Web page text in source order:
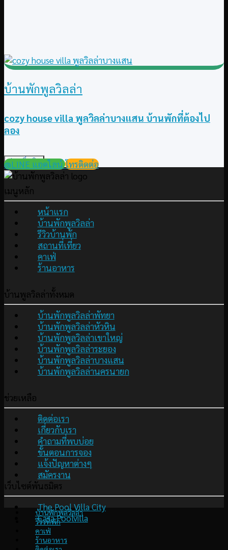
บ้านพักพูลวิลล่า
cozy house villa พูลวิลล่าบางแสน บ้านพักที่ต้องไป
ลอง
อ่านเพิ่มเติม
@LINE แอดไลน์โทรติดต่อ
เมนูหลัก
หน้าแรก
บ้านพักพูลวิลล่า
รีวิวบ้านพัก
สถานที่เที่ยว
คาเฟ่
ร้านอาหาร
บ้านพูลวิลล่าทั้งหมด
บ้านพักพูลวิลล่าพัทยา
บ้านพักพูลวิลล่าหัวหิน
บ้านพักพูลวิลล่าเขาใหญ่
บ้านพักพูลวิลล่าระยอง
บ้านพักพูลวิลล่าบางแสน
บ้านพักพูลวิลล่านครนายก
ช่วยเหลือ
ติดต่อเรา
เกี่ยวกับเรา
คำถามที่พบบ่อย
ขั้นตอนการจอง
แจ้งปัญหาต่างๆ
สมัครงาน
เว็บไซต์พันธมิตร
The Pool Villa City
Casa Poolvilla
บ้านพักพูลวิลล่า
รีวิวที่พัก
คาเฟ่
ร้านอาหาร